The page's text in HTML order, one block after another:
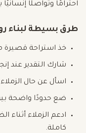
احترامًا وتواصلًا
طرق بسيطة لبناء
خذ استراحة قصيرة
شارك التقدير عند
اسأل عن حال
ضع حدودًا واضحة
ادعم الزملاء
كاملة.